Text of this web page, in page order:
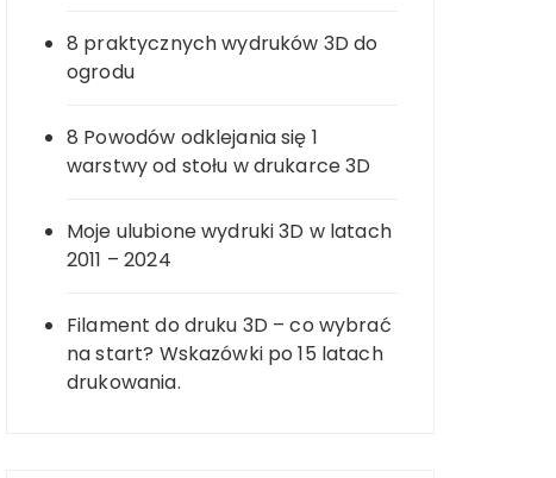
8 praktycznych wydruków 3D do
ogrodu
8 Powodów odklejania się 1
warstwy od stołu w drukarce 3D
Moje ulubione wydruki 3D w latach
2011 – 2024
Filament do druku 3D – co wybrać
na start? Wskazówki po 15 latach
drukowania.